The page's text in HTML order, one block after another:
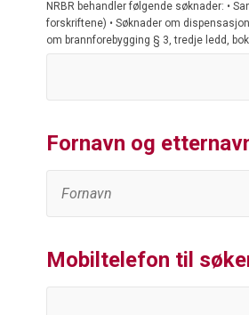
NRBR behandler følgende søknader: •
forskriftene) • Søknader om
om brannforebygging § 3, tredje ledd,
Fornavn og
Mobiltelefon til